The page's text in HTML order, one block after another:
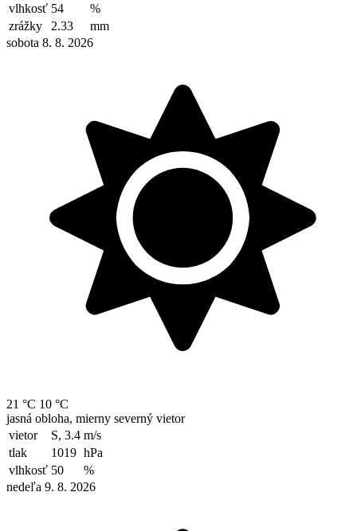
vlhkosť 54
%
zrážky
2.33
mm
sobota 8. 8. 2026
21 °C 10 °C
jasná obloha, mierny severný vietor
vietor
S, 3.4 m/s
tlak
1019 hPa
vlhkosť 50
%
nedeľa 9. 8. 2026